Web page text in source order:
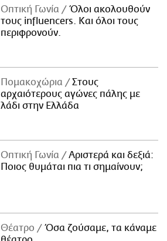
Οπτική Γωνία
Όλοι ακολουθούν
τους influencers. Και όλοι τους
περιφρονούν.
Πομακοχώρια
Στους
αρχαιότερους αγώνες πάλης με
λάδι στην Ελλάδα
Οπτική Γωνία
Αριστερά και δεξιά:
Ποιος θυμάται πια τι σημαίνουν;
Θέατρο
Όσα ζούσαμε, τα κάναμε